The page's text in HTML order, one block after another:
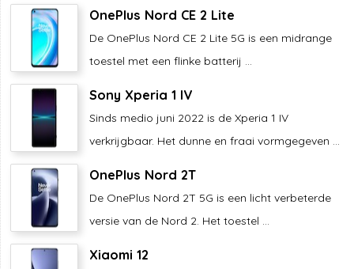
OnePlus Nord CE 2 Lite
De OnePlus Nord CE 2 Lite 5G is een midrange
toestel met een flinke batterij ...
Sony Xperia 1 IV
Sinds medio juni 2022 is de Xperia 1 IV
verkrijgbaar. Het dunne en fraai vormgegeven ...
OnePlus Nord 2T
De OnePlus Nord 2T 5G is een licht verbeterde
versie van de Nord 2. Het toestel ...
Xiaomi 12